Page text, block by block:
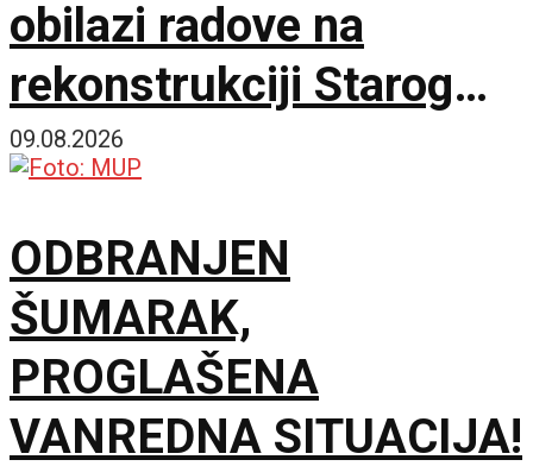
obilazi radove na
rekonstrukciji Starog
železničkog mosta
09.08.2026
ODBRANJEN
ŠUMARAK,
PROGLAŠENA
VANREDNA SITUACIJA!